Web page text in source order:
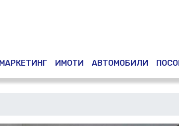
МАРКЕТИНГ ИМОТИ АВТОМОБИЛИ